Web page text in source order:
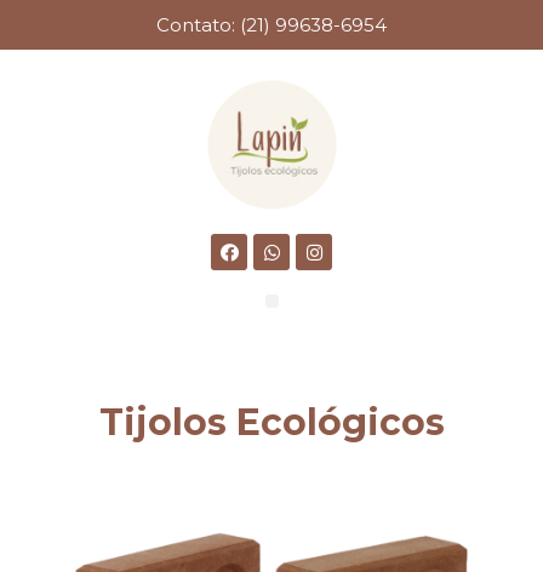
Contato: (21) 99638-6954
Tijolos Ecológicos